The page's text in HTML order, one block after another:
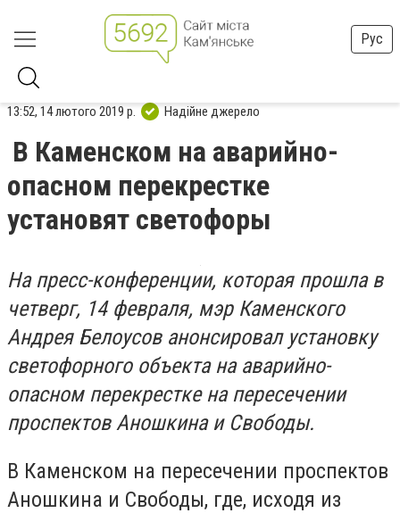
Рус
13:52, 14 лютого 2019 р. Надійне джерело
В Каменском на аварийно-
опасном перекрестке
установят светофоры
На пресс-конференции, которая прошла в
четверг, 14 февраля, мэр Каменского
Андрея Белоусов анонсировал установку
светофорного объекта на аварийно-
опасном перекрестке на пересечении
проспектов Аношкина и Свободы.
В Каменском на пересечении проспектов
Аношкина и Свободы, где, исходя из